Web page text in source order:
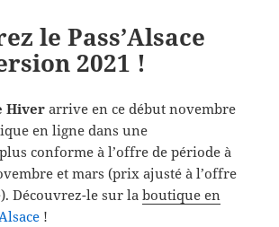
le Pass’Alsace
2021 !
Hiverarrive en ce début novembre
en ligne dans une
conforme à l’offre de période à
et mars (prix ajusté à l’offre
Découvrez-le sur laboutique en
!